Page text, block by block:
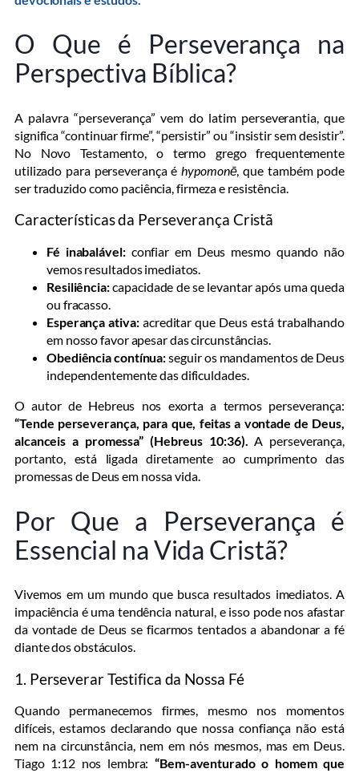
O Que é Perseverança na
Perspectiva Bíblica?
A palavra “perseverança” vem do latim perseverantia, que
significa “continuar firme”, “persistir” ou “insistir sem desistir”.
No Novo Testamento, o termo grego frequentemente
utilizado para perseverança éhypomonē, que também pode
ser traduzido como paciência, firmeza e resistência.
Características da Perseverança Cristã
Fé inabalável:confiar em Deus mesmo quando não
vemos resultados imediatos.
Resiliência:capacidade de se levantar após uma queda
ou fracasso.
Esperança ativa:acreditar que Deus está trabalhando
em nosso favor apesar das circunstâncias.
Obediência contínua:seguir os mandamentos de Deus
independentemente das dificuldades.
O autor de Hebreus nos exorta a termos perseverança:
“Tende perseverança, para que, feitas a vontade de Deus,
alcanceis a promessa” (Hebreus 10:36). A perseverança,
portanto, está ligada diretamente ao cumprimento das
promessas de Deus em nossa vida.
Por Que a Perseverança é
Essencial na Vida Cristã?
Vivemos em um mundo que busca resultados imediatos. A
impaciência é uma tendência natural, e isso pode nos afastar
da vontade de Deus se ficarmos tentados a abandonar a fé
diante dos obstáculos.
1. Perseverar Testifica da Nossa Fé
Quando permanecemos firmes, mesmo nos momentos
difíceis, estamos declarando que nossa confiança não está
nem na circunstância, nem em nós mesmos, mas em Deus.
Tiago 1:12 nos lembra:“Bem-aventurado o homem que